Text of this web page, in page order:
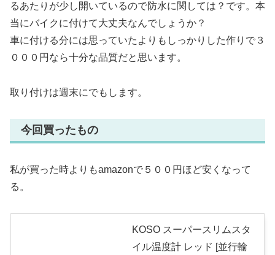
るあたりが少し開いているので防水に関しては？です。本
当にバイクに付けて大丈夫なんでしょうか？
車に付ける分には思っていたよりもしっかりした作りで３
０００円なら十分な品質だと思います。
取り付けは週末にでもします。
今回買ったもの
私が買った時よりもamazonで５００円ほど安くなって
る。
KOSO スーパースリムスタ
イル温度計 レッド [並行輸